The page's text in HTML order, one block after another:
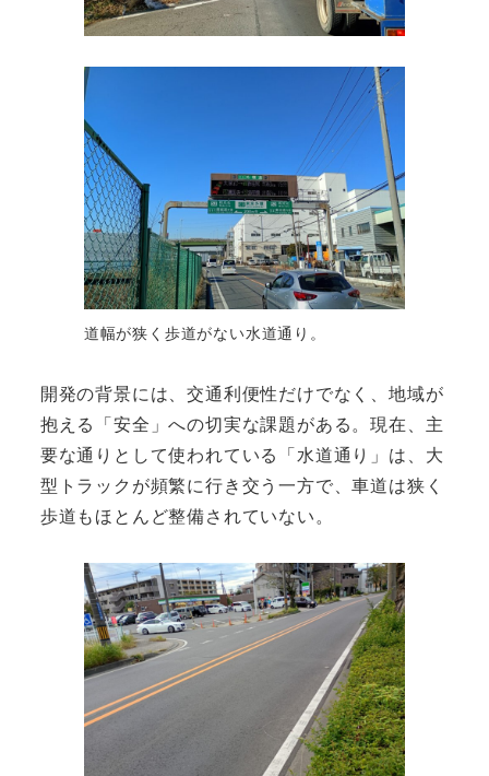
道幅が狭く歩道がない水道通り。
開発の背景には、交通利便性だけでなく、地域が
抱える「安全」への切実な課題がある。現在、主
要な通りとして使われている「水道通り」は、大
型トラックが頻繁に行き交う一方で、車道は狭く
歩道もほとんど整備されていない。